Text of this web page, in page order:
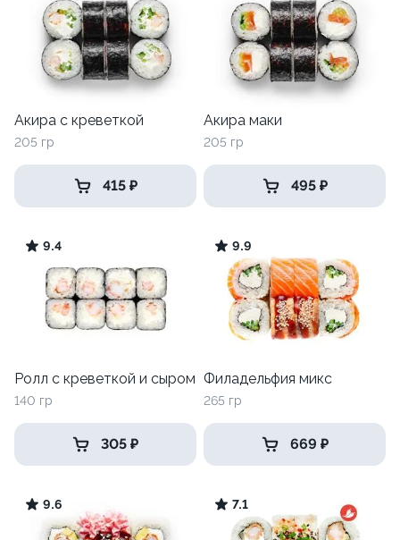
Акира с креветкой
205 гр
415 ₽
Акира маки
205 гр
495 ₽
9.4
Ролл с креветкой и сыром
140 гр
305 ₽
9.9
Филадельфия микс
265 гр
669 ₽
9.6 7.1